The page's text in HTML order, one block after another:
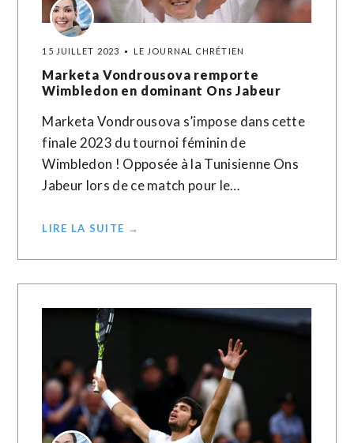
15 JUILLET 2023 LE JOURNAL CHRÉTIEN
Marketa Vondrousova remporte
Wimbledon en dominant Ons Jabeur
Marketa Vondrousova s’impose dans cette
finale 2023 du tournoi féminin de
Wimbledon ! Opposée à la Tunisienne Ons
Jabeur lors de ce match pour le…
LIRE LA SUITE →